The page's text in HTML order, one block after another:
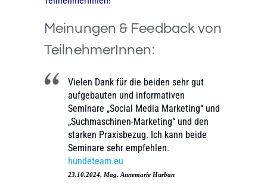
Meinungen & Feedback von
TeilnehmerInnen:
Vielen Dank für die beiden sehr gut
aufgebauten und informativen
Seminare „Social Media Marketing“ und
„Suchmaschinen-Marketing“ und den
starken Praxisbezug. Ich kann beide
Seminare sehr empfehlen.
hundeteam.eu
23.10.2024, Mag. Annemarie Hurban